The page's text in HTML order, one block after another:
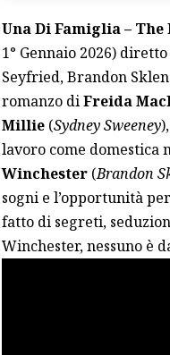
Una Di Famiglia – The
1° Gennaio 2026)
Seyfried, Brandon
romanzo diFreida
Millie(Sydney Sweeney
lavoro come domestica
Winchester(Brandon
sogni e l’opportunità
fatto di segreti,
Winchester, nessuno è